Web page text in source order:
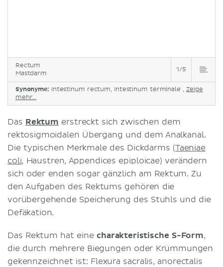
Rectum
Mastdarm
1/5
Synonyme: Intestinum rectum, Intestinum terminale ,Zeige
mehr...
Das Rektum erstreckt sich zwischen dem
rektosigmoidalen Übergang und dem Analkanal.
Die typischen Merkmale des Dickdarms (Taeniae
coli, Haustren, Appendices epiploicae) verändern
sich oder enden sogar gänzlich am Rektum. Zu
den Aufgaben des Rektums gehören die
vorübergehende Speicherung des Stuhls und die
Defäkation.
Das Rektum hat einecharakteristische S-Form,
die durch mehrere Biegungen oder Krümmungen
gekennzeichnet ist: Flexura sacralis, anorectalis